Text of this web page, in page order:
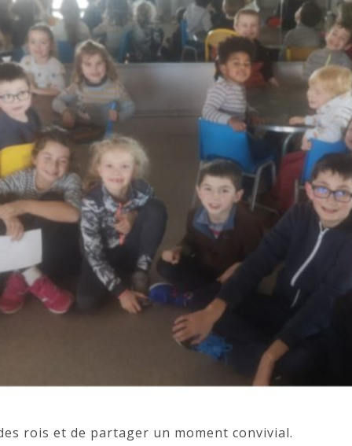
rois et de partager un moment convivial.